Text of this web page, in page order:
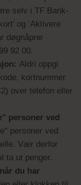
selv i TF Bank-
og ‘Aktivere
døgnåpne
92 00.
Aldri oppgi
kortnummer
over telefon eller
personer ved
personer ved
Vær derfor
ta ut penger.
du har